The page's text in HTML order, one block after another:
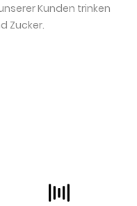
Kunden trinken
Zucker.
Reihenfolge